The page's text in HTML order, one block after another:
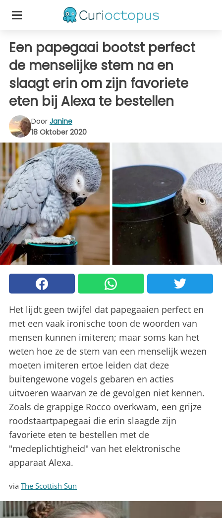
Een papegaai bootst perfect
de menselijke stem na en
slaagt erin om zijn favoriete
eten bij Alexa te bestellen
Door Janine
18 Oktober 2020
Het lijdt geen twijfel dat papegaaien perfect en
met een vaak ironische toon de woorden van
mensen kunnen imiteren; maar soms kan het
weten hoe ze de stem van een menselijk wezen
moeten imiteren ertoe leiden dat deze
buitengewone vogels gebaren en acties
uitvoeren waarvan ze de gevolgen niet kennen.
Zoals de grappige Rocco overkwam, een grijze
roodstaartpapegaai die erin slaagde zijn
favoriete eten te bestellen met de
"medeplichtigheid" van het elektronische
apparaat Alexa.
via The Scottish Sun